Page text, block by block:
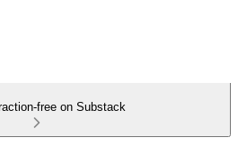
free on Substack